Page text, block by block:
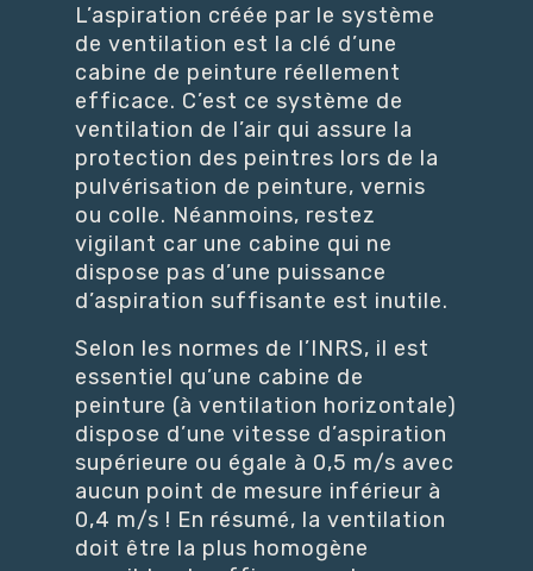
L’aspiration créée par le système
de ventilation est la clé d’une
cabine de peinture réellement
efficace. C’est ce système de
ventilation de l’air qui assure la
protection des peintres lors de la
pulvérisation de peinture, vernis
ou colle. Néanmoins, restez
vigilant car une cabine qui ne
dispose pas d’une puissance
d’aspiration suffisante est inutile.
Selon les normes de l’INRS, il est
essentiel qu’une cabine de
peinture (à ventilation horizontale)
dispose d’une vitesse d’aspiration
supérieure ou égale à 0,5 m/s avec
aucun point de mesure inférieur à
0,4 m/s ! En résumé, la ventilation
doit être la plus homogène